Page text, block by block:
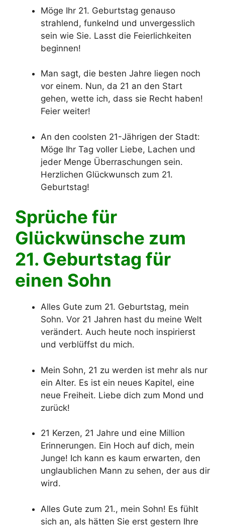
Möge Ihr 21. Geburtstag genauso
strahlend, funkelnd und unvergesslich
sein wie Sie. Lasst die Feierlichkeiten
beginnen!
Man sagt, die besten Jahre liegen noch
vor einem. Nun, da 21 an den Start
gehen, wette ich, dass sie Recht haben!
Feier weiter!
An den coolsten 21-Jährigen der Stadt:
Möge Ihr Tag voller Liebe, Lachen und
jeder Menge Überraschungen sein.
Herzlichen Glückwunsch zum 21.
Geburtstag!
Sprüche für
Glückwünsche zum
21. Geburtstag für
einen Sohn
Alles Gute zum 21. Geburtstag, mein
Sohn. Vor 21 Jahren hast du meine Welt
verändert. Auch heute noch inspirierst
und verblüffst du mich.
Mein Sohn, 21 zu werden ist mehr als nur
ein Alter. Es ist ein neues Kapitel, eine
neue Freiheit. Liebe dich zum Mond und
zurück!
21 Kerzen, 21 Jahre und eine Million
Erinnerungen. Ein Hoch auf dich, mein
Junge! Ich kann es kaum erwarten, den
unglaublichen Mann zu sehen, der aus dir
wird.
Alles Gute zum 21., mein Sohn! Es fühlt
sich an, als hätten Sie erst gestern Ihre